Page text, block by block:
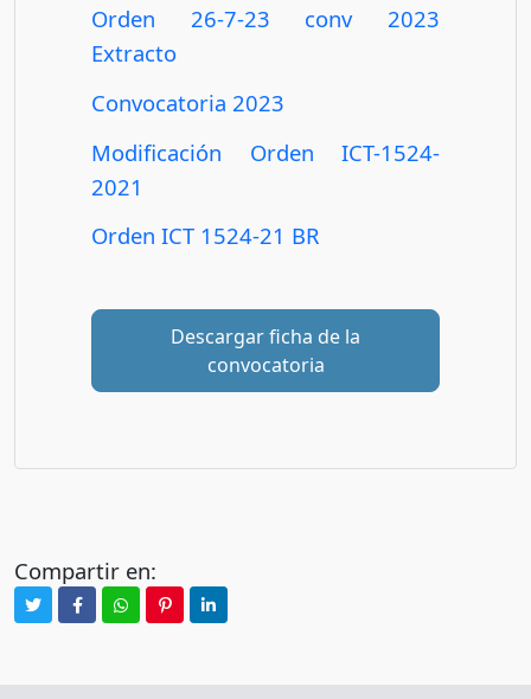
Orden 26-7-23 conv 2023
Extracto
Convocatoria 2023
Modificación Orden ICT-1524-
2021
Orden ICT 1524-21 BR
Descargar ficha de la
convocatoria
Compartir en: